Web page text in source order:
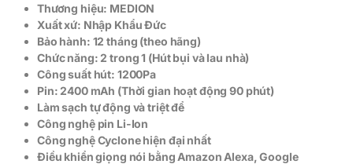
Thương hiệu: MEDION
Xuất xứ: Nhập Khẩu Đức
Bảo hành: 12 tháng (theo hãng)
Chức năng: 2 trong 1 (Hút bụi và lau nhà)
Công suất hút: 1200Pa
Pin: 2400 mAh (Thời gian hoạt động 90 phút)
Làm sạch tự động và triệt để
Công nghệ pin Li-Ion
Công nghệ Cyclone hiện đại nhất
Điều khiển giọng nói bằng Amazon Alexa, Google